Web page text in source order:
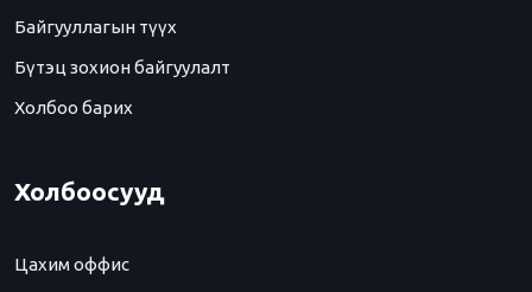
Байгууллагын түүх
Бүтэц зохион байгуулалт
Холбоо барих
Холбоосууд
Цахим оффис